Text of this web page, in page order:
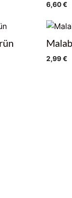
6,60€
2,99€